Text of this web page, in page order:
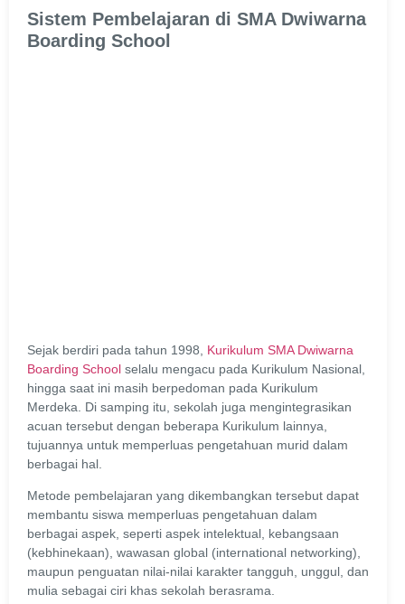
Sistem Pembelajaran di SMA Dwiwarna
Boarding School
Sejak berdiri pada tahun 1998, Kurikulum SMA Dwiwarna
Boarding School selalu mengacu pada Kurikulum Nasional,
hingga saat ini masih berpedoman pada Kurikulum
Merdeka. Di samping itu, sekolah juga mengintegrasikan
acuan tersebut dengan beberapa Kurikulum lainnya,
tujuannya untuk memperluas pengetahuan murid dalam
berbagai hal.
Metode pembelajaran yang dikembangkan tersebut dapat
membantu siswa memperluas pengetahuan dalam
berbagai aspek, seperti aspek intelektual, kebangsaan
(kebhinekaan), wawasan global (international networking),
maupun penguatan nilai-nilai karakter tangguh, unggul, dan
mulia sebagai ciri khas sekolah berasrama.